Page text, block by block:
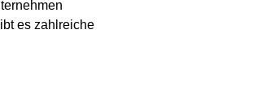
es zahlreiche